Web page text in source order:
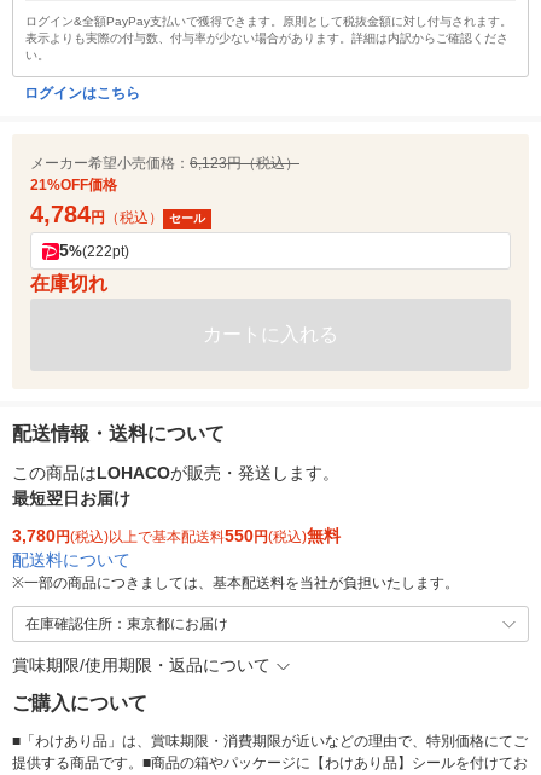
ログイン&全額PayPay支払いで獲得できます。原則として税抜金額に対し付与されます。
表示よりも実際の付与数、付与率が少ない場合があります。詳細は内訳からご確認くださ
い。
ログインはこちら
メーカー希望小売価格： 6,123円（税込）
21%OFF価格
4,784円 （税込） セール
5%(222pt)
在庫切れ
カートに入れる
配送情報・送料について
この商品はLOHACOが販売・発送します。
最短翌日お届け
3,780円(税込)以上で基本配送料550円(税込)無料
配送料について
※一部の商品につきましては、基本配送料を当社が負担いたします。
在庫確認住所：東京都にお届け
賞味期限/使用期限・返品について
ご購入について
■「わけあり品」は、賞味期限・消費期限が近いなどの理由で、特別価格にてご
提供する商品です。■商品の箱やパッケージに【わけあり品】シールを付けてお